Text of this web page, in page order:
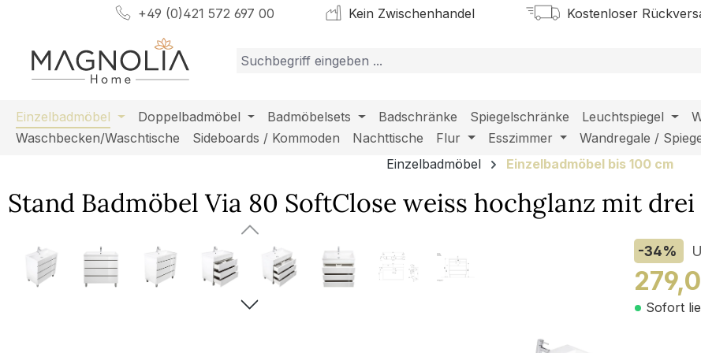
Hauptinhalt springen
Zur Suche springen
Zur Hauptnavigation springen+49 (0)421 572 697 00 Kein Zwischenhandel Kostenloser
Einzelbadmöbel Doppelbadmöbel Badmöbelsets Badschränke Spiegelschränke Leuchtspiegel
Waschbecken/Waschtische
Sideboards / Kommoden Nachttische Flur Esszimmer Wandregale /
Einzelbadmöbel
Einzelbadmöbel bis 100 cm
Stand Badmöbel Via 80 SoftClose weiss hochglanz mit
Bildergalerie überspringen -34%
Sofort